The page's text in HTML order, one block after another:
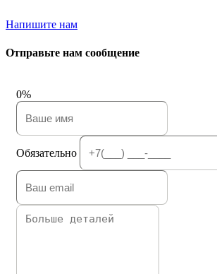
Напишите нам
Отправьте нам сообщение
0%
Обязательно